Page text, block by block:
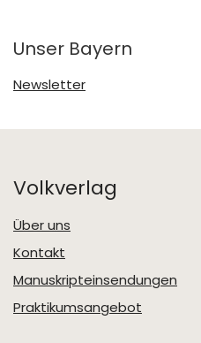
Unser Bayern
Newsletter
Volkverlag
Über uns
Kontakt
Manuskripteinsendungen
Praktikumsangebot